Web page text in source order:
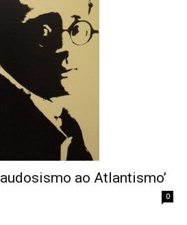
ao Atlantismo’
0